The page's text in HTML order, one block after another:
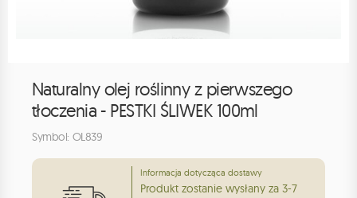
Naturalny olej roślinny z pierwszego
tłoczenia - PESTKI ŚLIWEK 100ml
Symbol: OL839
Informacja dotycząca dostawy
Produkt zostanie wysłany za 3-7